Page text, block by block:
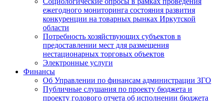
ежегодного мониторинга состояния развития
конкуренции на товарных рынках Иркутской
области
Потребность хозяйствующих субъектов в
предоставлении мест для размещения
нестационарных торговых объектов
Электронные услуги
Финансы
Об Управлении по финансам администрации ЗГО
Публичные слушания по проекту бюджета и
проекту годового отчета об исполнении бюджета